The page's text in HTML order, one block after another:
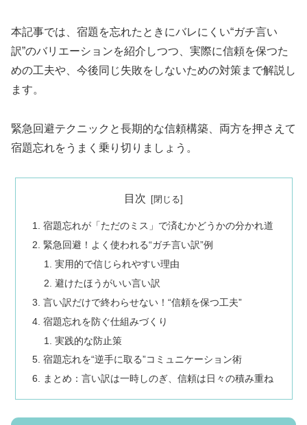
本記事では、宿題を忘れたときにバレにくい“ガチ言い
訳”のバリエーションを紹介しつつ、実際に信頼を保つた
めの工夫や、今後同じ失敗をしないための対策まで解説し
ます。
緊急回避テクニックと長期的な信頼構築、両方を押さえて
宿題忘れをうまく乗り切りましょう。
目次
宿題忘れが「ただのミス」で済むかどうかの分かれ道
緊急回避！よく使われる“ガチ言い訳”例
実用的で信じられやすい理由
避けたほうがいい言い訳
言い訳だけで終わらせない！“信頼を保つ工夫”
宿題忘れを防ぐ仕組みづくり
実践的な防止策
宿題忘れを“逆手に取る”コミュニケーション術
まとめ：言い訳は一時しのぎ、信頼は日々の積み重ね